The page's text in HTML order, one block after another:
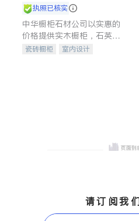
执照已核实
中华橱柜石材公司以实惠的
价格提供实木橱柜，石英石
台面，多种优质不锈钢水
瓷砖橱柜
室内设计
请订阅我